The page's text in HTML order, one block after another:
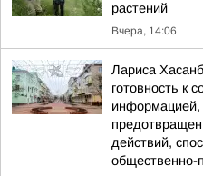
растений
Вчера, 14:06
Лариса
готовность к
информацией,
действий,
общественно-